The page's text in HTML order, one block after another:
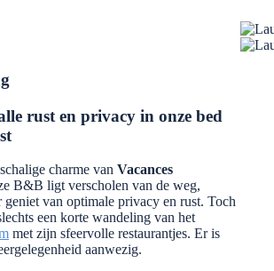
rust en privacy in onze bed
charme van Vacances
B&B ligt verscholen van de weg,
geniet van optimale privacy en rust. Toch
een korte wandeling van het
met zijn sfeervolle restaurantjes. Er is
aanwezig.